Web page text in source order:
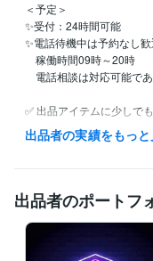
＜予定＞
✨受付：24時間可能
✨電話待機中は予約なし歓
稼働時間09時～20時
電話相談は対応可能で
✅ 出品アイテムに少しで
✅ 割引クーポンコード →
経験職種
コンサルタント / 経営コ
経営・マネジメント / 経
ライフスタイル・その他
出品者の実績をもっと
出品者のポートフ